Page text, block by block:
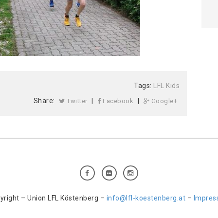
Tags: LFL Kids
Share:
Twitter Facebook Google+
– Union LFL Köstenberg – info@lfl-koestenberg.at –